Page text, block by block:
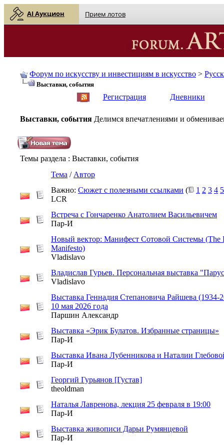
AI Аукцион Прием лотов
Форум по искусству и инвестициям в искусство >
Выставки, события
Регистрация Дневники
Выставки, события Делимся впечатлениями и
Темы раздела : Выставки, события
Тема / Автор
Важно: Сюжет с полезными ссылками ( 1 2 3 4 5
LCR
Встреча с Гончаренко Анатолием Васильевичем
Пар-И
Новый вектор: Манифест Сотовой Системы (The
Manifesto)
Vladislavo
Владислав Гурьев. Персональная выставка
Vladislavo
Выставка Геннадия Степановича Райшева (1934-
10 мая 2026 года
Паршин Александр
Выставка «Эрик Булатов. Избранные страницы»
Пар-И
Выставка Ивана Лубенникова и Наталии
Пар-И
Георгий Гурьянов [Густав]
theoldman
Наталья Лавренова, лекция 25 февраля в 19:00
Пар-И
Выставка живописи Дарьи Румянцевой
Пар-И